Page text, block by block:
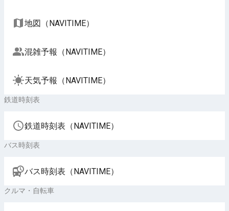
地図（NAVITIME）
混雑予報（NAVITIME）
天気予報（NAVITIME）
鉄道時刻表
鉄道時刻表（NAVITIME）
バス時刻表
バス時刻表（NAVITIME）
クルマ・自転車